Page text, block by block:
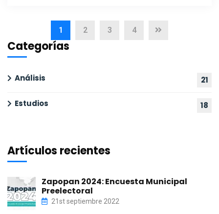
1 2 3 4
Categorías
Análisis 21
Estudios 18
Artículos recientes
Zapopan 2024: Encuesta Municipal
Preelectoral
21st septiembre 2022